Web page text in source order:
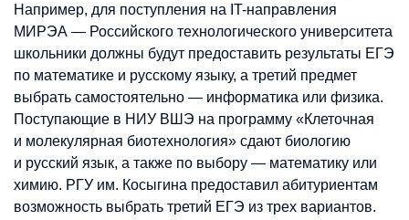
Например, для поступления на IT-направления
МИРЭА — Российского технологического университета
школьники должны будут предоставить результаты ЕГЭ
по математике и русскому языку, а третий предмет
выбрать самостоятельно — информатика или физика.
Поступающие в НИУ ВШЭ на программу «Клеточная
и молекулярная биотехнология» сдают биологию
и русский язык, а также по выбору — математику или
химию. РГУ им. Косыгина предоставил абитуриентам
возможность выбрать третий ЕГЭ из трех вариантов.